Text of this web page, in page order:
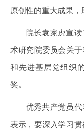
原创性的重大成果
院长袁家虎宣
术研究院委员会关
和先进基层党组织
奖。
优秀共产党员
表示，要深入学习